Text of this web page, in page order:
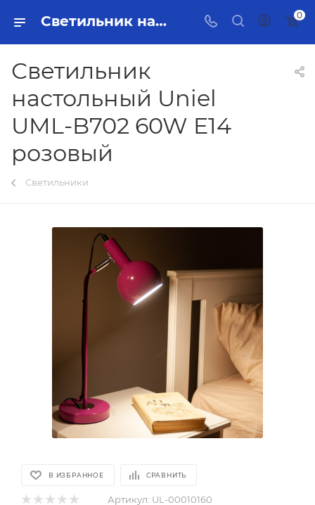
Светильник настольный Uniel UML-B702 60W E14 розовый Тольятти - купить в интернет-магазине, каталог с ценами и характеристиками 0
Светильник
настольный Uniel
UML-B702 60W E14
розовый
Светильники
В ИЗБРАННОЕ СРАВНИТЬ
Артикул: UL-00010160